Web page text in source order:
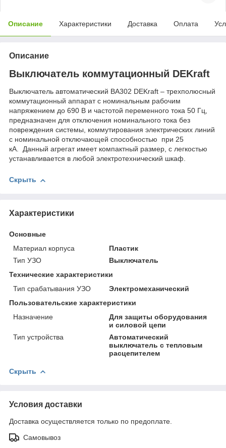
Описание Характеристики Доставка Оплата
Описание
Выключатель коммутационный DEKraft
Выключатель автоматический ВА302 DEKraft – трехполюсный
коммутационный аппарат с номинальным рабочим
напряжением до 690 В и частотой переменного тока 50 Гц,
предназначен для отключения номинального тока без
повреждения системы, коммутирования электрических линий
с номинальной отключающей способностью при 25
кА. Данный агрегат имеет компактный размер, с легкостью
устанавливается в любой электротехнический шкаф.
Скрыть
Характеристики
Основные
Материал корпуса
Пластик
Тип УЗО
Выключатель
Технические характеристики
Тип срабатывания УЗО
Электромеханический
Пользовательские характеристики
Назначение
Для защиты оборудования
и силовой цепи
Тип устройства
Автоматический
выключатель с тепловым
расцепителем
Скрыть
Условия доставки
Доставка осуществляется только по предоплате.
Самовывоз